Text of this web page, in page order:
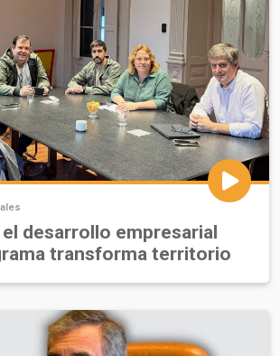
desarrollo empresarial
transforma territorio